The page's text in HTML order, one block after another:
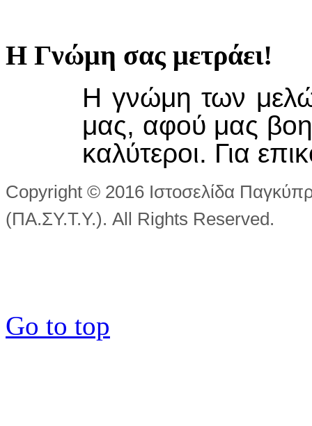
Η Γνώμη σας μετράει!
Η γνώμη των
μας, αφού μας
καλύτεροι. Για
Copyright © 2016 Ιστοσελίδα
(ΠΑ.ΣΥ.Τ.Υ.). All Rights Reserved.
Go to top